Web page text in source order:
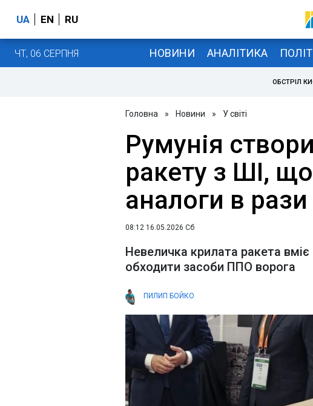
UA EN RU
ЧТ, 06 СЕРПНЯ НОВИНИ АНАЛІТИКА
ОБСТРІЛ
Головна » Новини » У світі
Румунія
ракету з ШІ,
аналоги в рази
08:12 16.05.2026 Сб
Невеличка крилата ракета
обходити засоби ППО ворога
ПИЛИП БОЙКО